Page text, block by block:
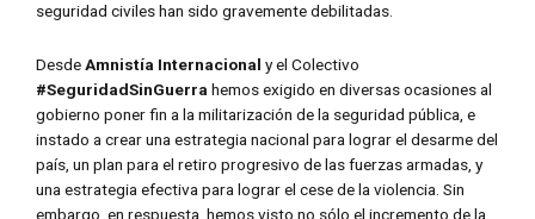
seguridad civiles han sido gravemente debilitadas.
DesdeAmnistía Internacional y el Colectivo
#SeguridadSinGuerra hemos exigido en diversas ocasiones al
gobierno poner fin a la militarización de la seguridad pública, e
instado a crear una estrategia nacional para lograr el desarme del
país, un plan para el retiro progresivo de las fuerzas armadas, y
una estrategia efectiva para lograr el cese de la violencia. Sin
embargo, en respuesta, hemos visto no sólo el incremento de la